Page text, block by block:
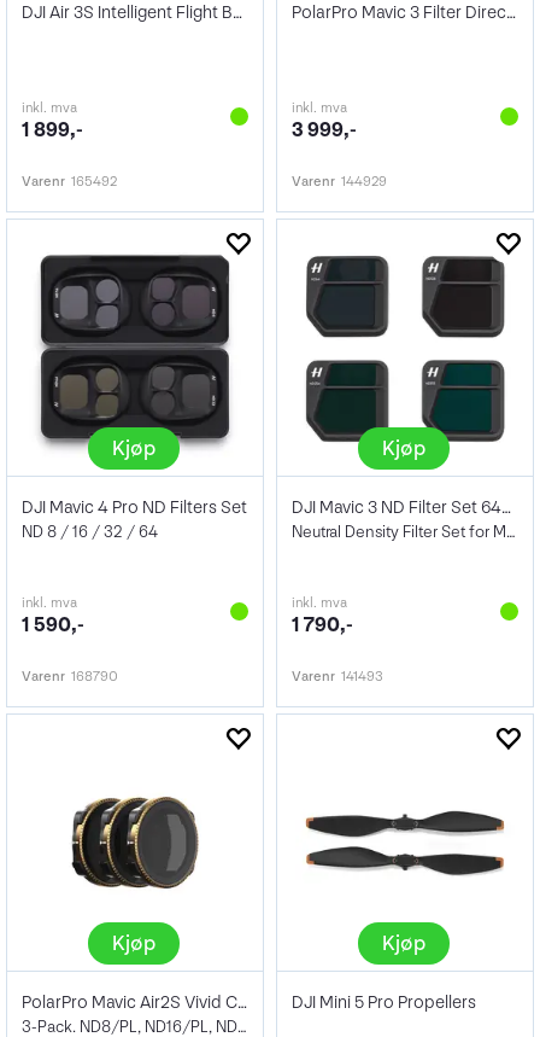
DJI Air 3S Intelligent Flight Battery
inkl. mva
1 899,-
Varenr 165492
PolarPro Mavic 3 Filter Directors kit
inkl. mva
3 999,-
Varenr 144929
Kjøp
DJI Mavic 4 Pro ND Filters Set
ND 8 / 16 / 32 / 64
inkl. mva
1 590,-
Varenr 168790
Kjøp
DJI Mavic 3 ND Filter Set 64/128/256/512
Neutral Density Filter Set for Mavic 3
inkl. mva
1 790,-
Varenr 141493
Kjøp
PolarPro Mavic Air2S Vivid Collection
3-Pack. ND8/PL, ND16/PL, ND32/PL
Kjøp
DJI Mini 5 Pro Propellers